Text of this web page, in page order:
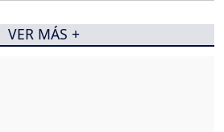
VER MÁS +